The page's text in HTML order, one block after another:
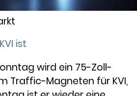
ist
wird ein 75-Zoll-
Traffic-Magneten für KVI,